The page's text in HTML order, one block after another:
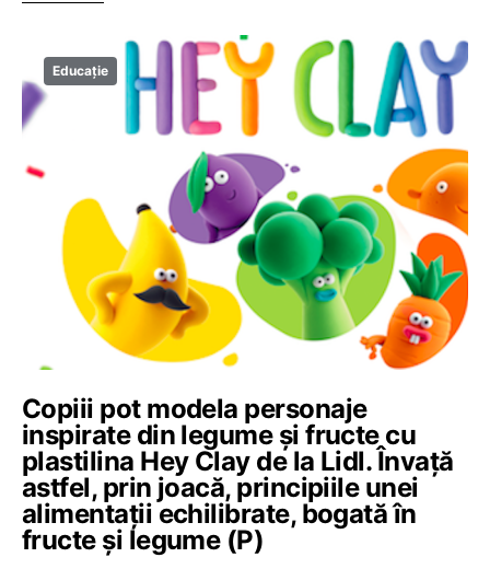
Educație
Copiii pot modela personaje
inspirate din legume și fructe cu
plastilina Hey Clay de la Lidl. Învață
astfel, prin joacă, principiile unei
alimentații echilibrate, bogată în
fructe și legume (P)